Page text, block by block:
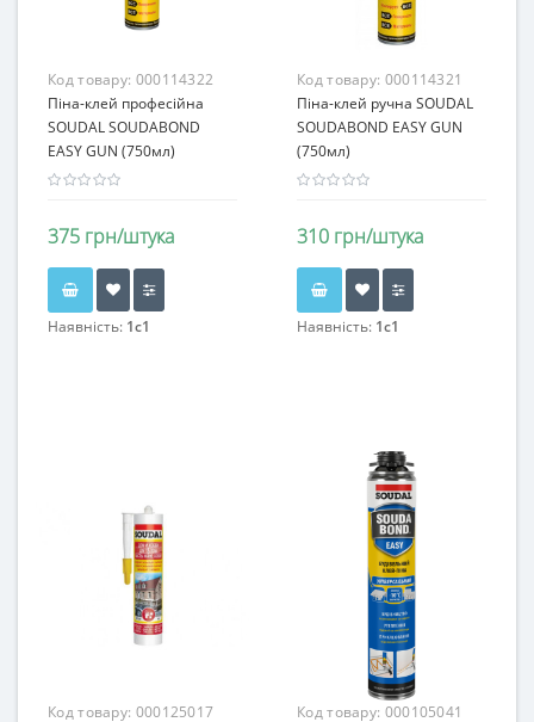
Код товару: 000114322
Піна-клей професійна
SOUDAL SOUDABOND
EASY GUN (750мл)
375 грн/штука
Наявність: 1c1
Код товару: 000114321
Піна-клей ручна SOUDAL
SOUDABOND EASY GUN
(750мл)
310 грн/штука
Наявність: 1c1
Код товару: 000125017 Код товару: 000105041